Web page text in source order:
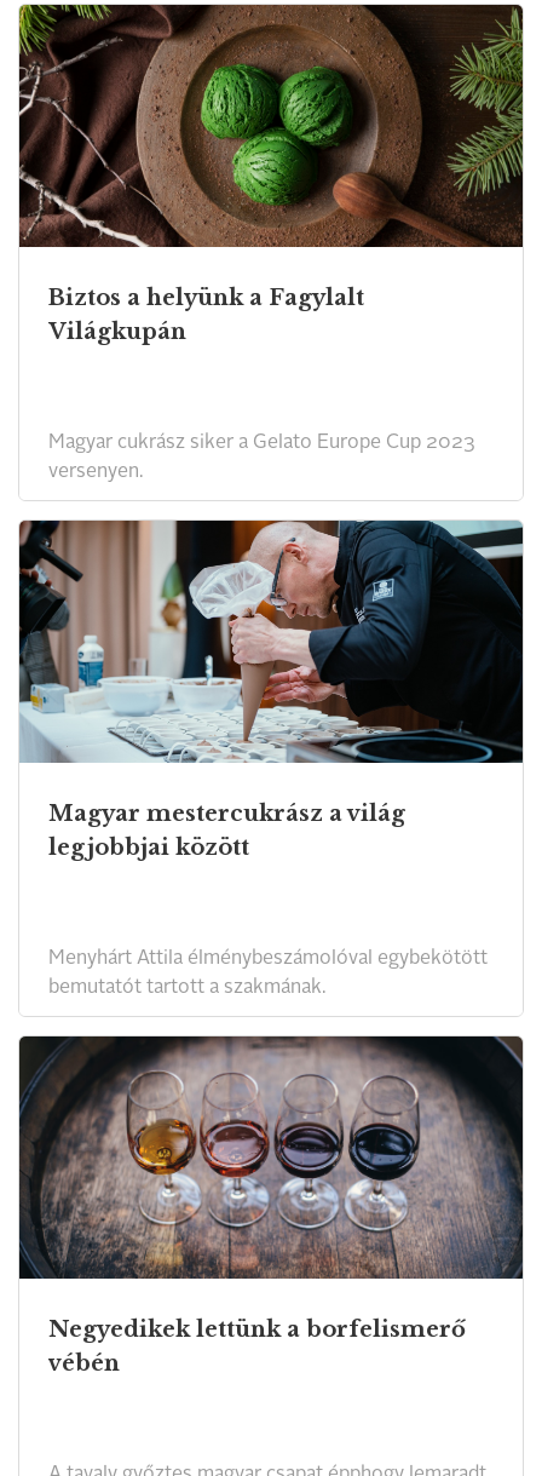
Biztos a helyünk a Fagylalt
Világkupán
Magyar cukrász siker a Gelato Europe Cup 2023
versenyen.
Magyar mestercukrász a világ
legjobbjai között
Menyhárt Attila élménybeszámolóval egybekötött
bemutatót tartott a szakmának.
Negyedikek lettünk a borfelismerő
vébén